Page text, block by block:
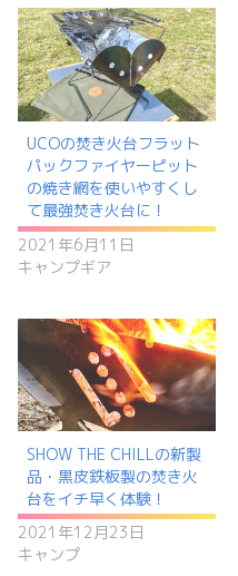
UCOの焚き火台フラット
パックファイヤーピット
の焼き網を使いやすくし
て最強焚き火台に！
2021年6月11日
キャンプギア
SHOW THE CHILLの新製
品・黒皮鉄板製の焚き火
台をイチ早く体験！
2021年12月23日
キャンプ